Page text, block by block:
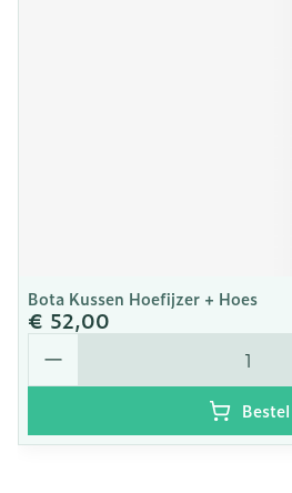
Bota Kussen Hoefijzer + Hoes
€ 52,00
Aantal
Bestel